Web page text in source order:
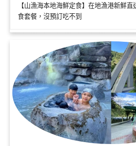
【山漁海本地海鮮定食】在地漁港新鮮
食套餐，沒預訂吃不到